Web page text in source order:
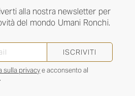
alla nostra newsletter per
del mondo Umani Ronchi.
ISCRIVITI
sulla privacye acconsento al